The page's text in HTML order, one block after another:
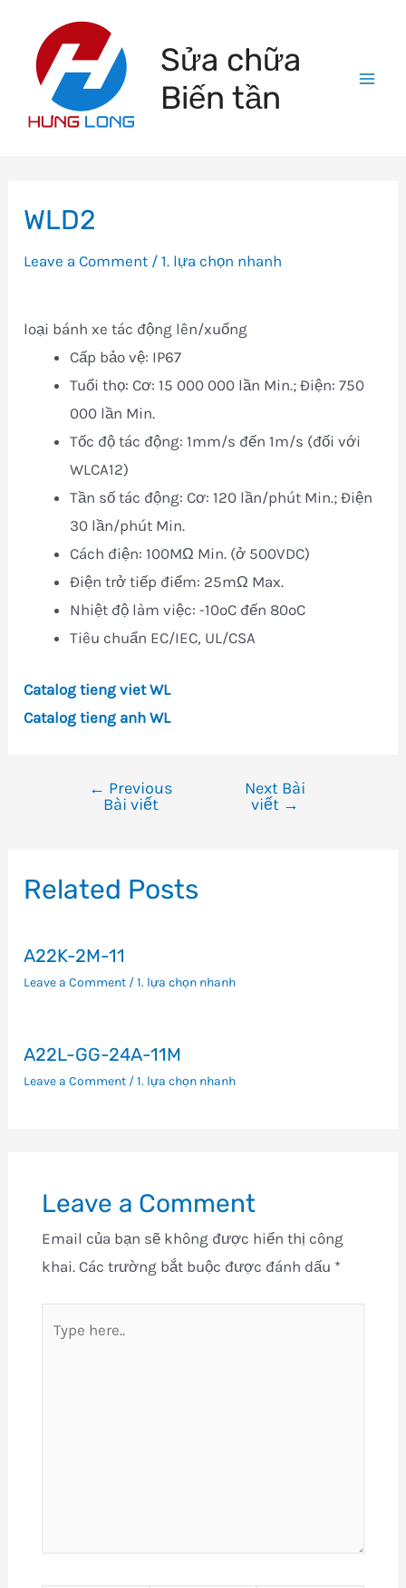
content
Sửa chữa
Biến tần
WLD2
Leave a Comment /1. lựa chọn nhanh
loại bánh xe tác động lên/xuống
Cấp bảo vệ: IP67
Tuổi thọ: Cơ: 15 000 000 lần Min.; Điện: 750
000 lần Min.
Tốc độ tác động: 1mm/s đến 1m/s (đối với
WLCA12)
Tần số tác động: Cơ: 120 lần/phút Min.; Điện
30 lần/phút Min.
Cách điện: 100MΩ Min. (ở 500VDC)
Điện trở tiếp điểm: 25mΩ Max.
Nhiệt độ làm việc: -10oC đến 80oC
Tiêu chuẩn EC/IEC, UL/CSA
Catalog tieng viet WL
Catalog tieng anh WL
viết
← Previous
Bài viết
Next Bài
viết →
Related Posts
A22K-2M-11
Leave a Comment /1. lựa chọn nhanh
A22L-GG-24A-11M
Leave a Comment /1. lựa chọn nhanh
Leave a Comment
Email của bạn sẽ không được hiển thị công
khai. Các trường bắt buộc được đánh dấu *
here..